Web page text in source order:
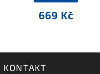
669 Kč
KONTAKT